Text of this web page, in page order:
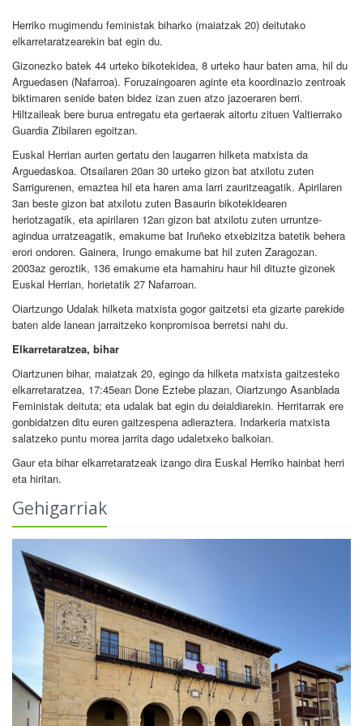
Herriko mugimendu feministak biharko (maiatzak 20) deitutako
elkarretaratzearekin bat egin du.
Gizonezko batek 44 urteko bikotekidea, 8 urteko haur baten ama, hil du
Arguedasen (Nafarroa). Foruzaingoaren aginte eta koordinazio zentroak
biktimaren senide baten bidez izan zuen atzo jazoeraren berri.
Hiltzaileak bere burua entregatu eta gertaerak aitortu zituen Valtierrako
Guardia Zibilaren egoitzan.
Euskal Herrian aurten gertatu den laugarren hilketa matxista da
Arguedaskoa. Otsailaren 20an 30 urteko gizon bat atxilotu zuten
Sarrigurenen, emaztea hil eta haren ama larri zauritzeagatik. Apirilaren
3an beste gizon bat atxilotu zuten Basaurin bikotekidearen
heriotzagatik, eta apirilaren 12an gizon bat atxilotu zuten urruntze-
agindua urratzeagatik, emakume bat Iruñeko etxebizitza batetik behera
erori ondoren. Gainera, Irungo emakume bat hil zuten Zaragozan.
2003az geroztik, 136 emakume eta hamahiru haur hil dituzte gizonek
Euskal Herrian, horietatik 27 Nafarroan.
Oiartzungo Udalak hilketa matxista gogor gaitzetsi eta gizarte parekide
baten alde lanean jarraitzeko konpromisoa berretsi nahi du.
Elkarretaratzea, bihar
Oiartzunen bihar, maiatzak 20, egingo da hilketa matxista gaitzesteko
elkarretaratzea, 17:45ean Done Eztebe plazan, Oiartzungo Asanblada
Feministak deituta; eta udalak bat egin du deialdiarekin. Herritarrak ere
gonbidatzen ditu euren gaitzespena adieraztera. Indarkeria matxista
salatzeko puntu morea jarrita dago udaletxeko balkoian.
Gaur eta bihar elkarretaratzeak izango dira Euskal Herriko hainbat herri
eta hiritan.
Gehigarriak